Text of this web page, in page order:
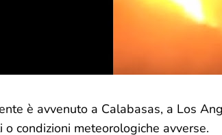
è avvenuto a Calabasas, a Los
condizioni meteorologiche avverse.